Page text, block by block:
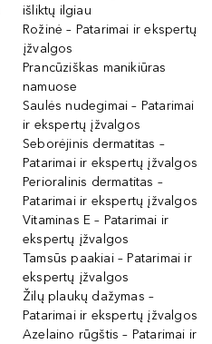
išliktų ilgiau
Rožinė – Patarimai ir ekspertų
įžvalgos
Prancūziškas manikiūras
namuose
Saulės nudegimai – Patarimai
ir ekspertų įžvalgos
Seborėjinis dermatitas –
Patarimai ir ekspertų įžvalgos
Perioralinis dermatitas –
Patarimai ir ekspertų įžvalgos
Vitaminas E – Patarimai ir
ekspertų įžvalgos
Tamsūs paakiai – Patarimai ir
ekspertų įžvalgos
Žilų plaukų dažymas –
Patarimai ir ekspertų įžvalgos
Azelaino rūgštis – Patarimai ir